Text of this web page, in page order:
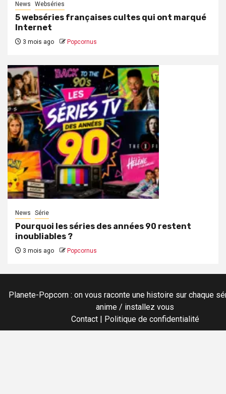
News Webséries
5 webséries françaises cultes qui ont marqué
Internet
3 mois ago Popcornus
News Série
Pourquoi les séries des années 90 restent
inoubliables ?
3 mois ago Popcornus
Planete-Popcorn : on vous raconte une histoire sur chaque
anime / installez vous
Contact| Politique de confidentialité